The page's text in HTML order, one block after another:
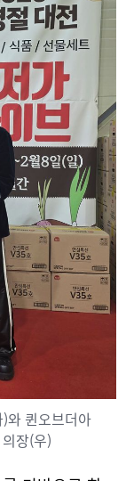
와 퀸오브더아
장(우)